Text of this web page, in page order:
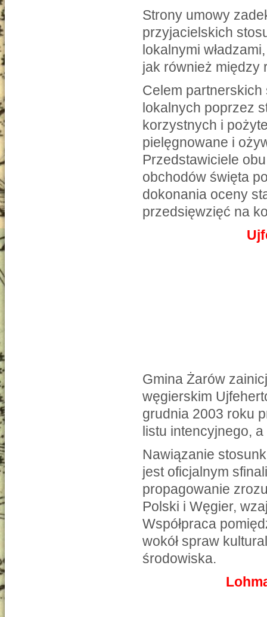
Strony umowy
przyjacielskich
lokalnymi
jak również między
Celem partnerskich
lokalnych poprzez
korzystnych i
pielęgnowane i
Przedstawiciele
obchodów święta
dokonania oceny
przedsięwzięć na
Gmina Żarów
węgierskim
grudnia 2003 roku
listu intencyjnego,
Nawiązanie
jest oficjalnym
propagowanie
Polski i Węgier,
Współpraca
wokół spraw
środowiska.